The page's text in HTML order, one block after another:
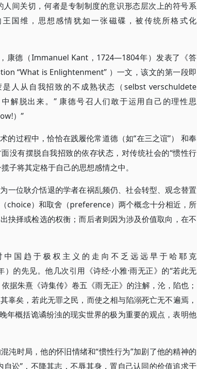
间关切，何者是专制制度的意识形态层次上的符号系
国维，思想感情犹如一张磁碟，被传统所格式化
康德（Immanuel Kant，1724—1804年）发表了《答
“What is Enlightenment” ）一文，该文的第一段即
人从自我招致的不成熟状态（selbst verschuldete
解脱出来。” 康德号召人们敢于运用自己的理性思
）”
的过程中，恰恰在践履伦常道德（如“在三之谊”） 和奉
没有摆脱自我招致的依存状态，对传统社会的“惯性行
子将其定格于自己的思想感情之中。
一位耿介恬退的学者在祸乱频仍、社会转型、观念替置
choice）和取舍（preference）两个概念十分相近，所
抉择或检选的权衡；而后者则因为涉及价值取向，在不
国趋于极权主义的走向不乏远远早于哈耶克
的先见。他几次引用《诗经·小雅·雨无正》的“若此无
据朱熹《诗集传》卷五《雨无正》的注解，沦，陷也；
辜矣，若此无罪之民，而使之相与陷溺死亡无不遍焉，
年概括诡谲纷浊的现实世界的极为重要的观点，表明他
沌时局，他的怀旧情绪和“惯性行为”加剧了他的精神的
讼”，不降其志，不辱其身，置自己认同的价值追求于